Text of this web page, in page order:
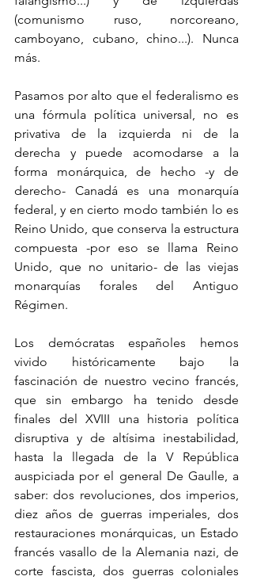
(comunismo ruso, norcoreano,
camboyano, cubano, chino...). Nunca
más.
Pasamos por alto que el federalismo es
una fórmula política universal, no es
privativa de la izquierda ni de la
derecha y puede acomodarse a la
forma monárquica, de hecho -y de
derecho- Canadá es una monarquía
federal, y en cierto modo también lo es
Reino Unido, que conserva la estructura
compuesta -por eso se llama Reino
Unido, que no unitario- de las viejas
monarquías forales del Antiguo
Régimen.
Los demócratas españoles hemos
vivido históricamente bajo la
fascinación de nuestro vecino francés,
que sin embargo ha tenido desde
finales del XVIII una historia política
disruptiva y de altísima inestabilidad,
hasta la llegada de la V República
auspiciada por el general De Gaulle, a
saber: dos revoluciones, dos imperios,
diez años de guerras imperiales, dos
restauraciones monárquicas, un Estado
francés vasallo de la Alemania nazi, de
corte fascista, dos guerras coloniales